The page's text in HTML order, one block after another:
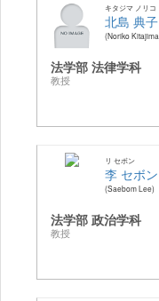
キタジマ ノリコ
北島 典子
Noriko Kitajima
法学部 法律学科
教授
リ セボン
李 セボン
Saebom Lee
法学部 政治学科
教授